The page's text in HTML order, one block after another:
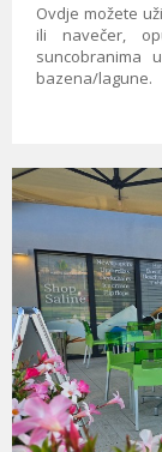
Ovdje možete
ili navečer,
suncobranima
bazena/lagune.